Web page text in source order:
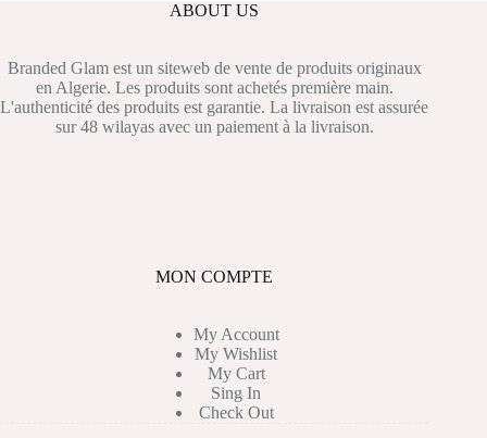
ABOUT US
Branded Glam est un siteweb de vente de produits originaux
en Algerie. Les produits sont achetés première main.
L'authenticité des produits est garantie. La livraison est assurée
sur 48 wilayas avec un paiement à la livraison.
MON COMPTE
My Account
My Wishlist
My Cart
Sing In
Check Out